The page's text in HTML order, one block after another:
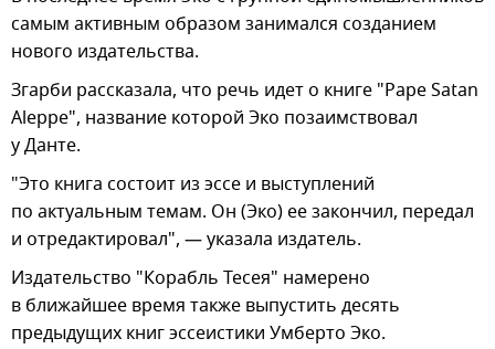
самым активным образом занимался созданием
нового издательства.
Згарби рассказала, что речь идет о книге "Pape Satan
Aleppe", название которой Эко позаимствовал
у Данте.
"Это книга состоит из эссе и выступлений
по актуальным темам. Он (Эко) ее закончил, передал
и отредактировал", — указала издатель.
Издательство "Корабль Тесея" намерено
в ближайшее время также выпустить десять
предыдущих книг эссеистики Умберто Эко.